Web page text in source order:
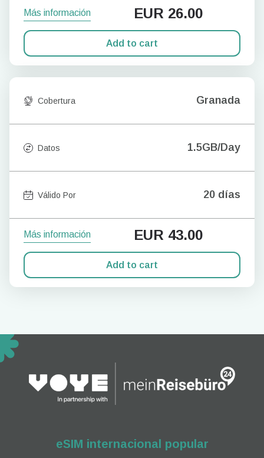
Más información EUR 26.00
Add to cart
Cobertura Granada
Datos 1.5GB/Day
Válido Por 20 días
Más información EUR 43.00
Add to cart
eSIM internacional popular